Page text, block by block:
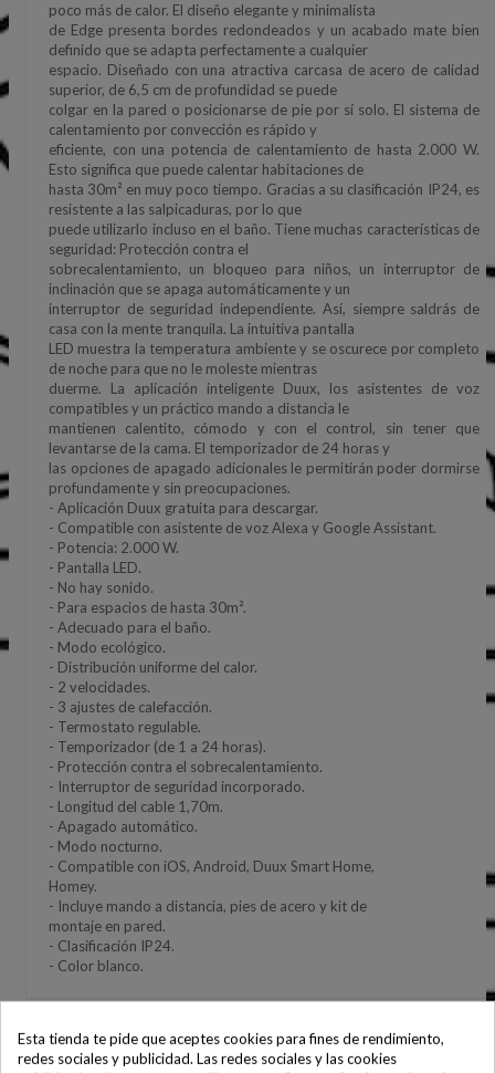
poco más de calor. El diseño elegante y minimalista
de Edge presenta bordes redondeados y un acabado mate bien
definido que se adapta perfectamente a cualquier
espacio. Diseñado con una atractiva carcasa de acero de calidad
superior, de 6,5 cm de profundidad se puede
colgar en la pared o posicionarse de pie por sí solo. El sistema de
calentamiento por convección es rápido y
eficiente, con una potencia de calentamiento de hasta 2.000 W.
Esto significa que puede calentar habitaciones de
hasta 30m² en muy poco tiempo. Gracias a su clasificación IP24, es
resistente a las salpicaduras, por lo que
puede utilizarlo incluso en el baño. Tiene muchas características de
seguridad: Protección contra el
sobrecalentamiento, un bloqueo para niños, un interruptor de
inclinación que se apaga automáticamente y un
interruptor de seguridad independiente. Así, siempre saldrás de
casa con la mente tranquila. La intuitiva pantalla
LED muestra la temperatura ambiente y se oscurece por completo
de noche para que no le moleste mientras
duerme. La aplicación inteligente Duux, los asistentes de voz
compatibles y un práctico mando a distancia le
mantienen calentito, cómodo y con el control, sin tener que
levantarse de la cama. El temporizador de 24 horas y
las opciones de apagado adicionales le permitirán poder dormirse
profundamente y sin preocupaciones.
- Aplicación Duux gratuita para descargar.
- Compatible con asistente de voz Alexa y Google Assistant.
- Potencia: 2.000 W.
- Pantalla LED.
- No hay sonido.
- Para espacios de hasta 30m².
- Adecuado para el baño.
- Modo ecológico.
- Distribución uniforme del calor.
- 2 velocidades.
- 3 ajustes de calefacción.
- Termostato regulable.
- Temporizador (de 1 a 24 horas).
- Protección contra el sobrecalentamiento.
- Interruptor de seguridad incorporado.
- Longitud del cable 1,70m.
- Apagado automático.
- Modo nocturno.
- Compatible con iOS, Android, Duux Smart Home,
Homey.
- Incluye mando a distancia, pies de acero y kit de
montaje en pared.
- Clasificación IP24.
- Color blanco.
Ficha técnica
Esta tienda te pide que aceptes cookies para fines de rendimiento,
redes sociales y publicidad. Las redes sociales y las cookies